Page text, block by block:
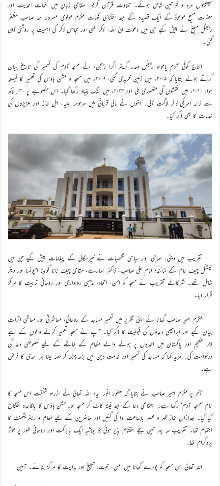
سینکڑوں مرد و خواتین شامل ہوئے۔ تلاوت قرآن کریم، مقامی زبان میں نغمات احمدیت اور
حضرت مسیح موعودؑ کے ایک قصیدہ کے بعد افتتاحی کلمات مکرم مولوی مسرور احمد صاحب مظفر
ریجنل مبلغ نے پیش کیے جن میں دعوت الیٰ اللہ، ذکر الٰہی اور مجالس ذکر کی اہمیت پر روشنی ڈالی
گئی۔
الحاج کوفی آدم یامواہ ریجنل صدر گریٹر اکرا ریجن، نے مسجد آدم کی تعمیر کی تاریخ بیان
کرتے ہوئے بتایا کہ ۲۰۰۵ء میں زمین خریدی گئی، ۲۰۱۹ء میں مسجد و مشن ہاؤس کی تعمیر کا فیصلہ
ہوا، ۲۰۲۰ء میں نقشوں کی منظوری ملی اور ۲۰۲۳ء میں سنگ بنیاد رکھا گیا۔ اس منصوبے پر ۳۰؍لاکھ
سے زائد امریکی ڈالر لاگت آئی۔ انہوں نے مالی قربانی میں مرحومہ اہلیہ، اہل خانہ اور عزیزوں کی
خدمات کا بھی ذکر کیا۔
تقریب میں دینی، سماجی اور سیاسی شخصیات نے خیرسگالی کے پیغامات پیش کیے جن میں
نیشنل چیف امام کے نمائندہ امام علی صاحب، ڈاکٹر اسارے، مقامی چیف نانا کوبینا امپونسا اور دیگر
شامل تھے۔ شرکائے تقریب نے مسجد کو امن، اتحاد، مذہبی رواداری اور روحانی تربیت کا مرکز
قرار دیا۔
مکرم امیر صاحب گھانا نے اپنی تقریر میں تعمیر مساجد کے روحانی، معاشرتی اور معاشی اثرات
بیان کیے اور ابراہیمی دعاؤں کی قبولیت کا ذکر کیا۔ آپ نے مسجد تعمیر کرنے والوں کے لیے
اجر عظیم اور پاکستان میں احمدیوں پر ہونے والے مظالم کے خاتمے کے لیے خصوصی دعا کی
درخواست کی۔ مزید کہا کہ مساجد کی تعمیر اور خدمت دین میں بڑھ چڑھ کر حصہ لینا ہر احمدی کا فرض
ہے۔
آخر پر مکرم امیر صاحب نے بتایا کہ حضور انور ایدہ اللہ تعالیٰ نے ازراہ شفقت اس مسجد کا
نام ’مسجد آدم‘ رکھا ہے۔ اجتماعی دعا کے بعد فیتہ کاٹ کر مسجد اور مشن ہاؤس کا باقاعدہ افتتاح
کیا گیا۔ بعدازاں نماز ظہر و عصر باجماعت ادا کی گئیں اور حاضرین کے لیے طعام و ریفریشمنٹ کا
اہتمام تھا۔ تقریب سہ پہر تین بجے اختتام پذیر ہوئی جو بلاشبہ ایک بابرکت اور روحانی طور پر مؤثر
پروگرام تھا۔
اللہ تعالیٰ اس مسجد کو پورے گھانا میں امن، محبت، تبلیغ اور ہدایت کا مرکز بنائے۔ آمین